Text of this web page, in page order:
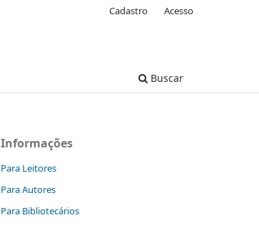
Buscar
Cadastro Acesso
Informações
Para Leitores
Para Autores
Para Bibliotecários